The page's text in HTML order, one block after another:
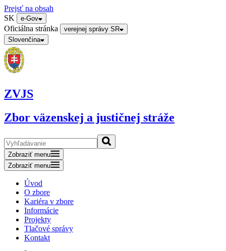
Prejsť na obsah
SK
e-Gov
Oficiálna stránka
verejnej správy SR
Slovenčina
ZVJS
Zbor väzenskej a justičnej stráže
Zobraziť menu
Zobraziť menu
Úvod
O zbore
Kariéra v zbore
Informácie
Projekty
Tlačové správy
Kontakt